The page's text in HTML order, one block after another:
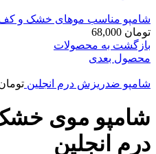
شامپو مناسب موهای خشک و
تومان
بازگشت به محصولات
محصول بعدی
شامپو ضدریزش درم انجلین
شامپو موی
درم انجلین